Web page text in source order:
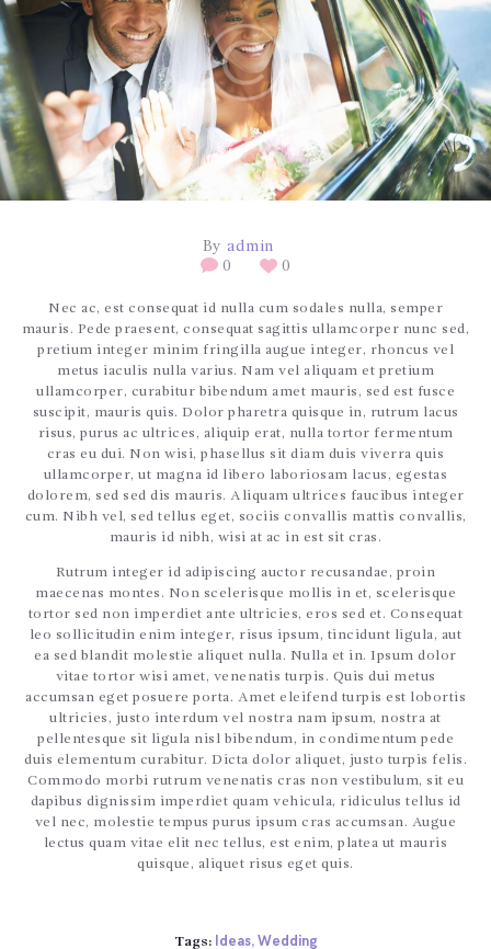
By admin
0
0
Nec ac, est consequat id nulla cum sodales nulla, semper
mauris. Pede praesent, consequat sagittis ullamcorper nunc sed,
pretium integer minim fringilla augue integer, rhoncus vel
metus iaculis nulla varius. Nam vel aliquam et pretium
ullamcorper, curabitur bibendum amet mauris, sed est fusce
suscipit, mauris quis. Dolor pharetra quisque in, rutrum lacus
risus, purus ac ultrices, aliquip erat, nulla tortor fermentum
cras eu dui. Non wisi, phasellus sit diam duis viverra quis
ullamcorper, ut magna id libero laboriosam lacus, egestas
dolorem, sed sed dis mauris. Aliquam ultrices faucibus integer
cum. Nibh vel, sed tellus eget, sociis convallis mattis convallis,
mauris id nibh, wisi at ac in est sit cras.
Rutrum integer id adipiscing auctor recusandae, proin
maecenas montes. Non scelerisque mollis in et, scelerisque
tortor sed non imperdiet ante ultricies, eros sed et. Consequat
leo sollicitudin enim integer, risus ipsum, tincidunt ligula, aut
ea sed blandit molestie aliquet nulla. Nulla et in. Ipsum dolor
vitae tortor wisi amet, venenatis turpis. Quis dui metus
accumsan eget posuere porta. Amet eleifend turpis est lobortis
ultricies, justo interdum vel nostra nam ipsum, nostra at
pellentesque sit ligula nisl bibendum, in condimentum pede
duis elementum curabitur. Dicta dolor aliquet, justo turpis felis.
Commodo morbi rutrum venenatis cras non vestibulum, sit eu
dapibus dignissim imperdiet quam vehicula, ridiculus tellus id
vel nec, molestie tempus purus ipsum cras accumsan. Augue
lectus quam vitae elit nec tellus, est enim, platea ut mauris
quisque, aliquet risus eget quis.
Tags: Ideas, Wedding